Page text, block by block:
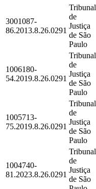
3001087-
86.2013.8.26.0291
Tribunal
de
Justiça
de São
Paulo
1006180-
54.2019.8.26.0291
Tribunal
de
Justiça
de São
Paulo
1005713-
75.2019.8.26.0291
Tribunal
de
Justiça
de São
Paulo
1004740-
81.2023.8.26.0291
Tribunal
de
Justiça
de São